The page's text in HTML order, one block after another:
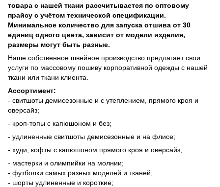
товара с нашей ткани рассчитывается по оптовому
прайсу с учётом технической спецификации.
Минимальное количество для запуска отшива от 30
единиц одного цвета, зависит от модели изделия,
размеры могут быть разные.
Наше собственное швейное производство предлагает свои
услуги по массовому пошиву корпоративной одежды с нашей
ткани или ткани клиента.
Ассортимент:
- свитшоты демисезонные и с утеплением, прямого кроя и
оверсайз;
- кроп-топы с капюшоном и без;
- удлиненные свитшоты демисезонные и на флисе;
- худи, кофты с капюшоном прямого кроя и оверсайз;
- мастерки и олимпийки на молнии;
- футболки самых разных моделей и тканей;
- шорты удлиненные и короткие;